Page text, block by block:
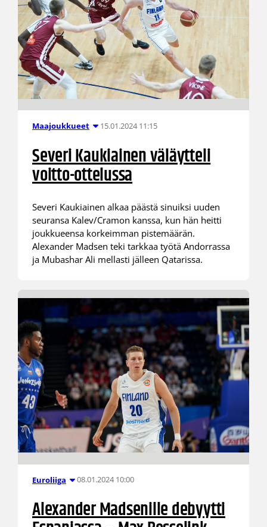
Maajoukkueet 15.01.2024 11:15
Severi Kaukiainen väläytteli
voitto-ottelussa
Severi Kaukiainen alkaa päästä sinuiksi uuden
seuransa Kalev/Cramon kanssa, kun hän heitti
joukkueensa korkeimman pistemäärän.
Alexander Madsen teki tarkkaa työtä Andorrassa
ja Mubashar Ali mellasti jälleen Qatarissa.
Euroliiga 08.01.2024 10:00
Alexander Madsenille debyytti